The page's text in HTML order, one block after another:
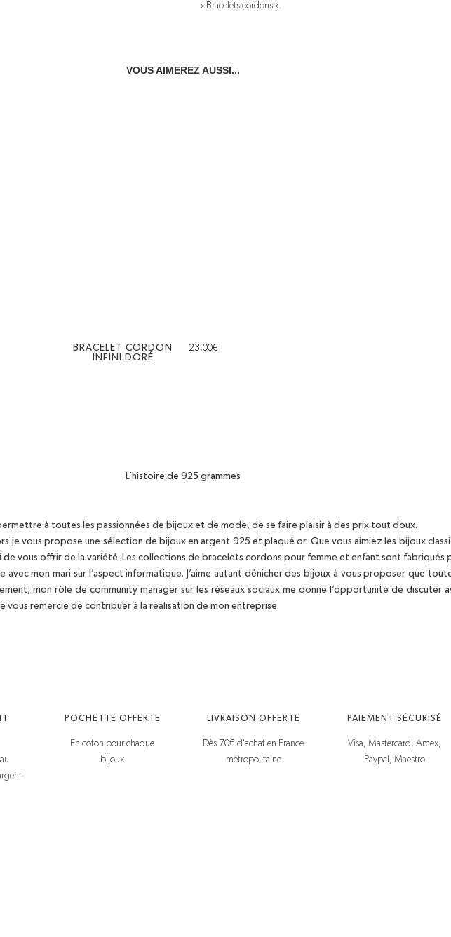
« Bracelets cordons ».
VOUS AIMEREZ AUSSI...
BRACELET CORDON
INFINI DORÉ
23,00€
L’histoire de 925 grammes
à toutes les passionnées de bijoux et de mode, de se faire plaisir à des prix tout doux.
je vous propose une sélection de bijoux en argent 925 et plaqué or. Que vous aimiez les bijoux
vous offrir de la variété. Les collections de bracelets cordons pour femme et enfant sont fabriqués
mon mari sur l’aspect informatique. J’aime autant dénicher des bijoux à vous proposer que
mon rôle de community manager sur les réseaux sociaux me donne l’opportunité de discuter
vous remercie de contribuer à la réalisation de mon entreprise.
POCHETTE OFFERTE
En coton pour chaque
bijoux
LIVRAISON OFFERTE
Dès 70€ d'achat en France
métropolitaine
PAIEMENT SÉCURISÉ
Visa, Mastercard, Amex,
Paypal, Maestro